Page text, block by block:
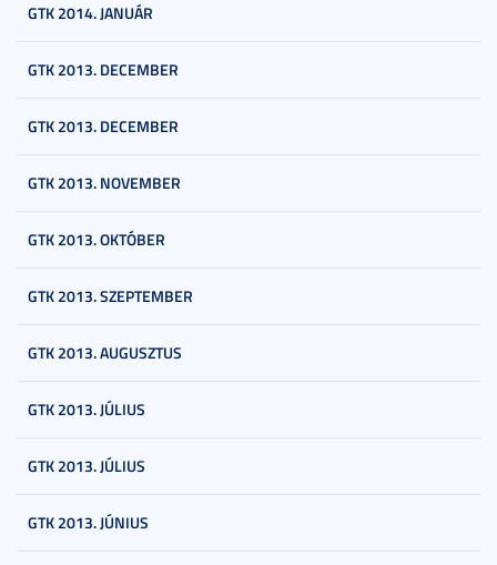
GTK 2014. JANUÁR
GTK 2013. DECEMBER
GTK 2013. DECEMBER
GTK 2013. NOVEMBER
GTK 2013. OKTÓBER
GTK 2013. SZEPTEMBER
GTK 2013. AUGUSZTUS
GTK 2013. JÚLIUS
GTK 2013. JÚLIUS
GTK 2013. JÚNIUS